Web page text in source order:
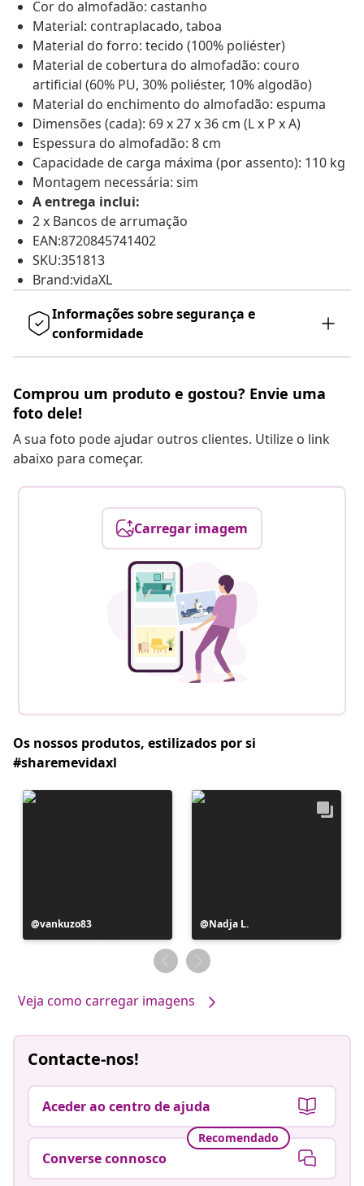
Cor do almofadão: castanho
Material: contraplacado, taboa
Material do forro: tecido (100% poliéster)
Material de cobertura do almofadão: couro
artificial (60% PU, 30% poliéster, 10% algodão)
Material do enchimento do almofadão: espuma
Dimensões (cada): 69 x 27 x 36 cm (L x P x A)
Espessura do almofadão: 8 cm
Capacidade de carga máxima (por assento): 110 kg
Montagem necessária: sim
A entrega inclui:
2 x Bancos de arrumação
EAN:8720845741402
SKU:351813
Brand:vidaXL
Informações sobre segurança e
conformidade
Comprou um produto e gostou? Envie uma
foto dele!
A sua foto pode ajudar outros clientes. Utilize o link
abaixo para começar.
Carregar imagem
Os nossos produtos, estilizados por si
#sharemevidaxl
Postagem
publicada
vankuzo83
Postagem
publicada
por
Nadja L.
Veja como carregar imagens
Contacte-nos!
Aceder ao centro de ajuda
Recomendado
Converse connosco